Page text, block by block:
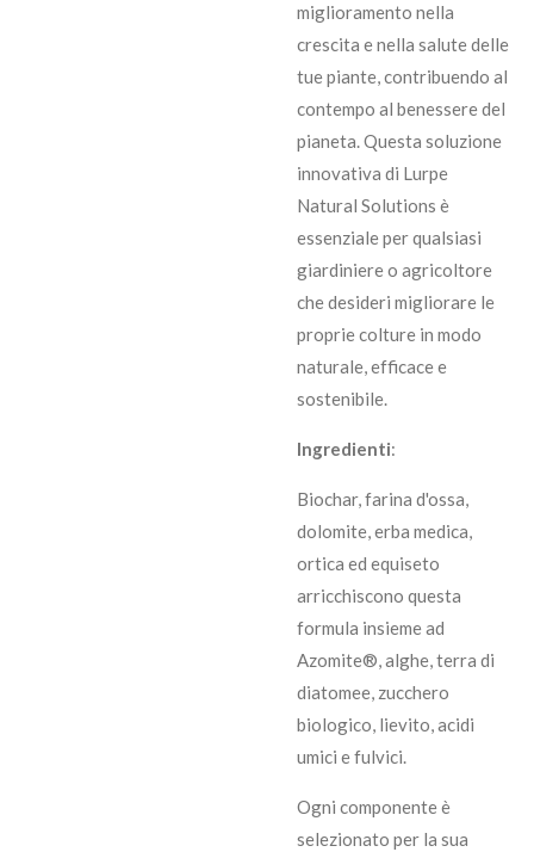
miglioramento nella
crescita e nella salute delle
tue piante, contribuendo al
contempo al benessere del
pianeta. Questa soluzione
innovativa di Lurpe
Natural Solutions è
essenziale per qualsiasi
giardiniere o agricoltore
che desideri migliorare le
proprie colture in modo
naturale, efficace e
sostenibile.
Ingredienti:
Biochar, farina d'ossa,
dolomite, erba medica,
ortica ed equiseto
arricchiscono questa
formula insieme ad
Azomite®, alghe, terra di
diatomee, zucchero
biologico, lievito, acidi
umici e fulvici.
Ogni componente è
selezionato per la sua